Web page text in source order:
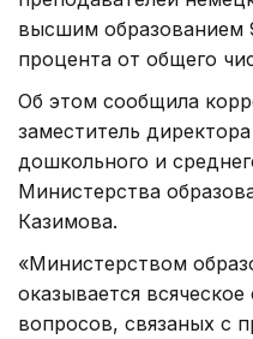
высшим образованием
процента от общего
Об этом сообщила
заместитель
дошкольного и
Министерства
Казимова.
«Министерством
оказывается
вопросов, связаных с